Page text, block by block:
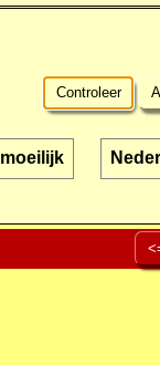
Controleer
moeilijk